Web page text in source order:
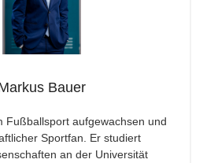
Bauer
Fußballsport aufgewachsen und
Sportfan. Er studiert
an der Universität